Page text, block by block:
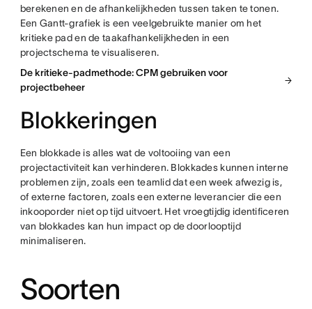
berekenen en de afhankelijkheden tussen taken te tonen.
Een Gantt-grafiek is een veelgebruikte manier om het
kritieke pad en de taakafhankelijkheden in een
projectschema te visualiseren.
De kritieke-padmethode: CPM gebruiken voor
projectbeheer
Blokkeringen
Een blokkade is alles wat de voltooiing van een
projectactiviteit kan verhinderen. Blokkades kunnen interne
problemen zijn, zoals een teamlid dat een week afwezig is,
of externe factoren, zoals een externe leverancier die een
inkooporder niet op tijd uitvoert. Het vroegtijdig identificeren
van blokkades kan hun impact op de doorlooptijd
minimaliseren.
Soorten